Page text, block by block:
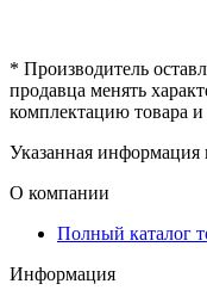
* Производитель
продавца менять
комплектацию товара и
Указанная информация
О компании
Полный каталог
Информация